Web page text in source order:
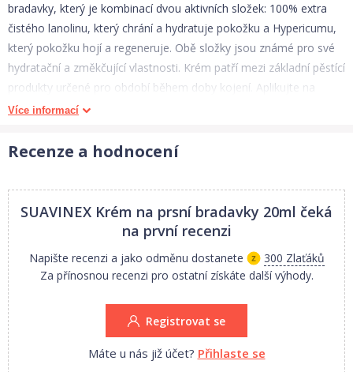
bradavky, který je kombinací dvou aktivních složek: 100% extra
čistého lanolinu, který chrání a hydratuje pokožku a Hypericumu,
který pokožku hojí a regeneruje. Obě složky jsou známé pro své
hydratační a změkčující vlastnosti. Krém patří mezi základní pěstící
produkty určené pro období během doby kojení. Aplikujte na
suché bradavky vždy po kojení. Před kojením není nutné krém
složeny z přísad považovaných za hypoalergenní. Jejich aktivní
BEZ SYNTETICKÝCH BARVIV, BEZ PETROLÍNU A BEZ SODIU
LAURYLU SULFÁTU. Vyrobeno v rámci EU. Veškeré výrobky jsou
bez BPA, klinicky testované a vyrobené španělským
farmaceutickým výrobcem.
Více informací
Recenze a hodnocení
SUAVINEX Krém na prsní bradavky 20ml čeká
na první recenzi
Napište recenzi a jako odměnu dostanete
300 Zlaťáků
Za přínosnou recenzi pro ostatní získáte další výhody.
Registrovat se
Máte u nás již účet? Přihlaste se